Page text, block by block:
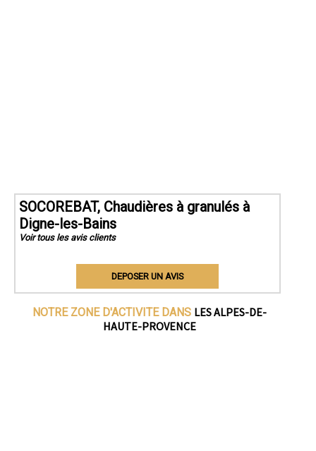
SOCOREBAT, Chaudières à granulés à
Digne-les-Bains
Voir tous les avis clients
DEPOSER UN AVIS
NOTRE ZONE D'ACTIVITE DANS LES ALPES-DE-
HAUTE-PROVENCE